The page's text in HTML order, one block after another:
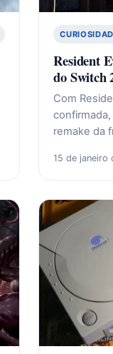
Resident
do Switch
Com
remake da
15 de janeiro